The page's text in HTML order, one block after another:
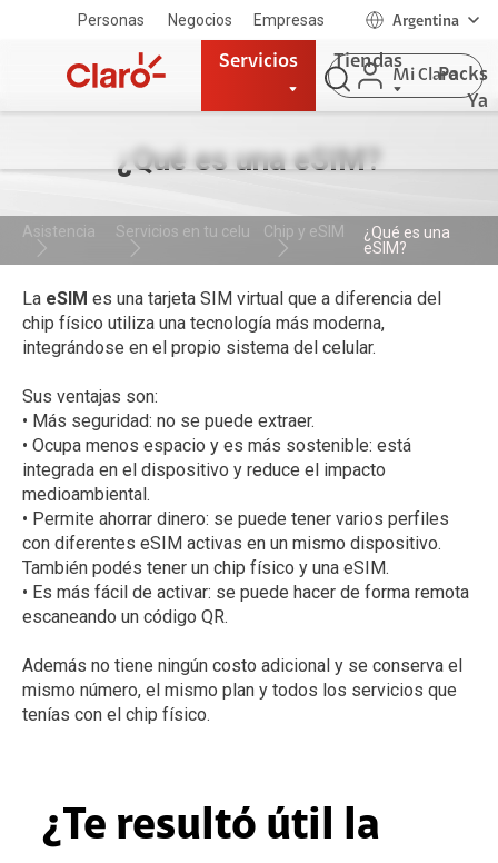
Personas Negocios Empresas Argentina
Servicios Tiendas
Packs
Ya
Mi Claro
¿Qué es una eSIM?
Asistencia Servicios en tu celu Chip y eSIM
¿Qué es una
eSIM?
La eSIM es una tarjeta SIM virtual que a diferencia del
chip físico utiliza una tecnología más moderna,
integrándose en el propio sistema del celular.
Sus ventajas son:
• Más seguridad: no se puede extraer.
• Ocupa menos espacio y es más sostenible: está
integrada en el dispositivo y reduce el impacto
medioambiental.
• Permite ahorrar dinero: se puede tener varios perfiles
con diferentes eSIM activas en un mismo dispositivo.
También podés tener un chip físico y una eSIM.
• Es más fácil de activar: se puede hacer de forma remota
escaneando un código QR.
Además no tiene ningún costo adicional y se conserva el
mismo número, el mismo plan y todos los servicios que
tenías con el chip físico.
¿Te resultó útil la